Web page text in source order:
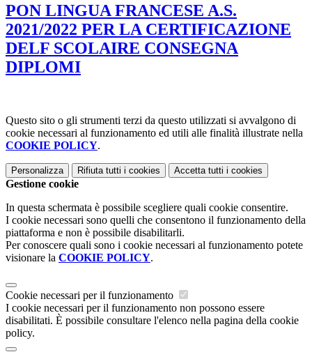
PON LINGUA FRANCESE A.S.
2021/2022 PER LA CERTIFICAZIONE
DELF SCOLAIRE CONSEGNA
DIPLOMI
Questo sito o gli strumenti terzi da questo utilizzati si avvalgono di
cookie necessari al funzionamento ed utili alle finalità illustrate nella
COOKIE POLICY.
Personalizza Rifiuta tutti i cookies Accetta tutti i cookies
Gestione cookie
In questa schermata è possibile scegliere quali cookie consentire.
I cookie necessari sono quelli che consentono il funzionamento della
piattaforma e non è possibile disabilitarli.
Per conoscere quali sono i cookie necessari al funzionamento potete
visionare la COOKIE POLICY.
Cookie necessari per il funzionamento
I cookie necessari per il funzionamento non possono essere
disabilitati. È possibile consultare l'elenco nella pagina della cookie
policy.